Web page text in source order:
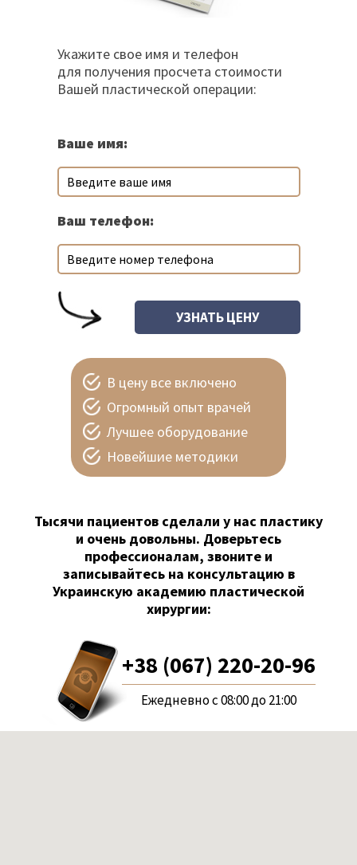
Укажите свое имя и телефон
для получения просчета стоимости
Вашей пластической операции:
Ваше имя:
Ваш телефон:
В цену все включено
Огромный опыт врачей
Лучшее оборудование
Новейшие методики
Тысячи пациентов сделали у нас пластику
и очень довольны. Доверьтесь
профессионалам, звоните и
записывайтесь на консультацию в
Украинскую академию пластической
хирургии:
+38 (067) 220-20-96
Ежедневно с 08:00 до 21:00